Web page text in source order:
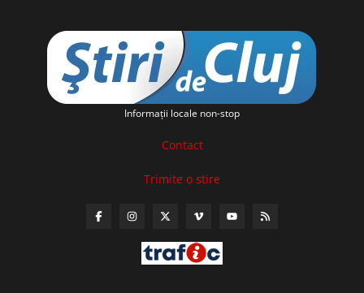
Informaţii locale non-stop
Contact
Trimite o stire